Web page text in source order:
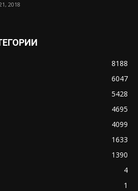
2018
8188
6047
5428
4695
4099
1633
1390
4
1